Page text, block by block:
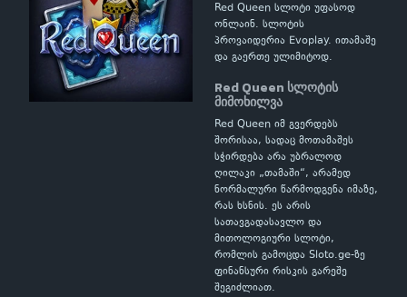
Red Queen სლოტი უფასოდ
ონლაინ. სლოტის
პროვაიდერია Evoplay. ითამაშე
და გაერთე ულიმიტოდ.
Red Queen სლოტის
მიმოხილვა
Red Queen იმ გვერდებს
შორისაა, სადაც მოთამაშეს
სჭირდება არა უბრალოდ
ღილაკი „თამაში“, არამედ
ნორმალური წარმოდგენა იმაზე,
რას ხსნის. ეს არის
სათავგადასავლო და
მითოლოგიური სლოტი,
რომლის გამოცდა Sloto.ge-ზე
ფინანსური რისკის გარეშე
შეგიძლიათ.